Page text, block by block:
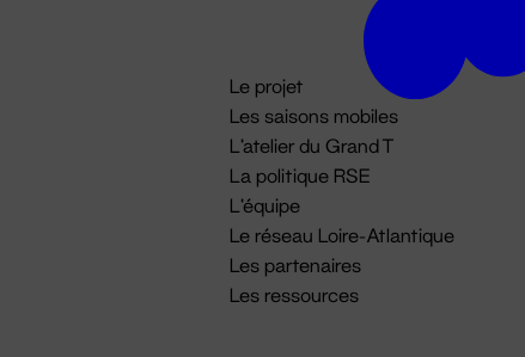
Le projet
Les saisons mobiles
L'atelier du Grand T
La politique RSE
L'équipe
Le réseau Loire-Atlantique
Les partenaires
Les ressources